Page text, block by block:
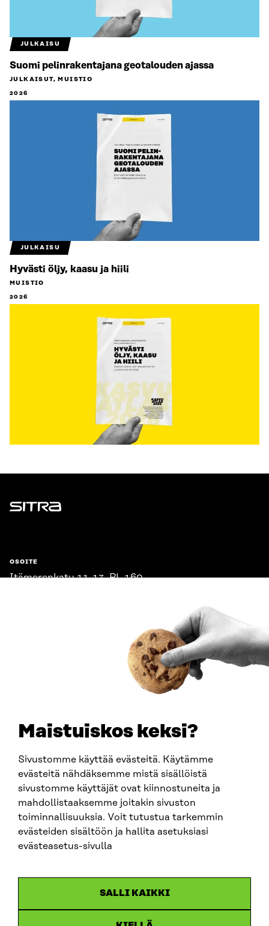
Maistuiskos keksi?
Sivustomme käyttää evästeitä. Käytämme
evästeitä nähdäksemme mistä sisällöistä
sivustomme käyttäjät ovat kiinnostuneita ja
mahdollistaaksemme joitakin sivuston
toiminnallisuuksia. Voit tutustua tarkemmin
evästeiden sisältöön ja hallita asetuksiasi
evästeasetus-sivulla
SALLI KAIKKI
JULKAISU
Suomi pelinrakentajana geotalouden ajassa
JULKAISUT, MUISTIO
2026
JULKAISU
Hyvästi öljy, kaasu ja hiili
MUISTIO
2026
Sitra
OSOITE
Itämerenkatu 11-13, PL 160,
SITRA SOSIAALISESSA MEDIASSA
LinkedIn
Instagram
YouTube